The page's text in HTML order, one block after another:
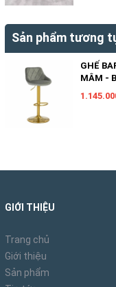
Sản phẩm tương
GHẾ
MÂM -
GIỚI THIỆU
Trang chủ
Giới thiệu
Sản phẩm